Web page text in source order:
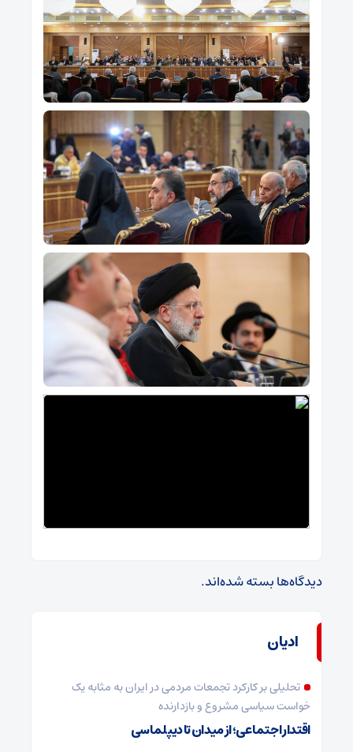
دیدگاه‌ها بسته شده‌اند.
ادیان
تحلیلی بر کارکرد تجمعات مردمی در ایران به مثابه یک
خواست سیاسی مشروع و بازدارنده
اقتدار اجتماعی؛ از میدان تا دیپلماسی